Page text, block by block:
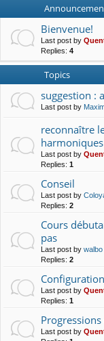
Bienvenue!
Last post by
Replies: 4
Topics
suggestion :
Last post by
reconnaître
harmoniques
Last post by
Replies: 1
Conseil
Last post by
Replies: 2
Cours
pas
Last post by walbo
Replies: 2
Last post by
Replies: 1
Last post by